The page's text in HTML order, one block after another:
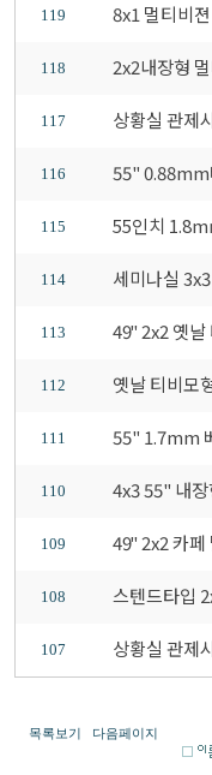
119 8x1 멀티비젼
118 2x2내장형
117 상황실 관제
116 55" 0.88mm
115 55인치
114 세미나실
113 49" 2x2 옛날
112 옛날 티비모
111 55" 1.7mm
110 4x3 55" 내장
109 49" 2x2 카페
108 스텐드타입
107 상황실 관제
목록보기 다음페이지